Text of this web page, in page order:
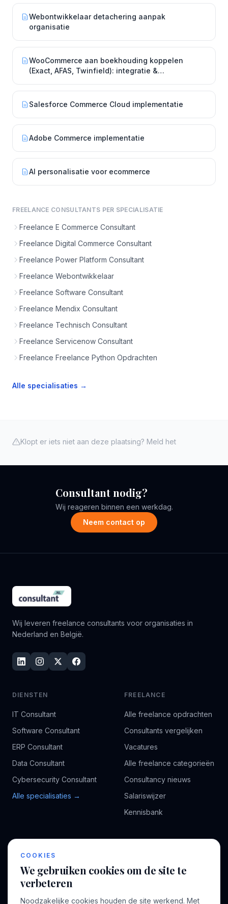
Webontwikkelaar detachering aanpak
organisatie
WooCommerce aan boekhouding koppelen
(Exact, AFAS, Twinfield): integratie &
Salesforce Commerce Cloud implementatie
Adobe Commerce implementatie
AI personalisatie voor ecommerce
FREELANCE CONSULTANTS PER SPECIALISATIE
Freelance E Commerce Consultant
Freelance Digital Commerce Consultant
Freelance Power Platform Consultant
Freelance Webontwikkelaar
Freelance Software Consultant
Freelance Mendix Consultant
Freelance Technisch Consultant
Freelance Servicenow Consultant
Freelance Freelance Python Opdrachten
Alle specialisaties →
Klopt er iets niet aan deze plaatsing? Meld het
Consultant nodig?
Wij reageren binnen een werkdag.
Neem contact op
Wij leveren freelance consultants voor organisaties in
Nederland en België.
DIENSTEN
IT Consultant
Software Consultant
ERP Consultant
Data Consultant
Cybersecurity Consultant
Alle specialisaties →
FREELANCE
Alle freelance opdrachten
Consultants vergelijken
Vacatures
Alle freelance categorieën
Consultancy nieuws
Salariswijzer
Kennisbank
BEDRIJF
Bedrijven
VOOR CONSULTANTS
Inloggen
COOKIES
We gebruiken cookies om de site te
verbeteren
Noodzakelijke cookies houden de site werkend. Met